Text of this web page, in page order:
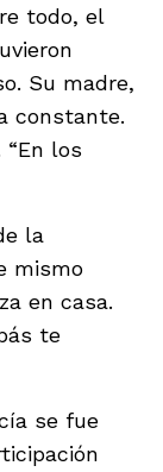
todo, el
Su madre,
constante.
“En los
la
mismo
en casa.
te
se fue